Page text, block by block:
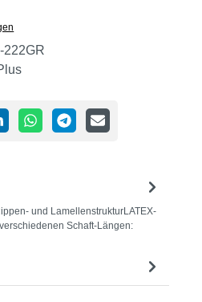
222GR
und LamellenstrukturLATEX-
Schaft-Längen: